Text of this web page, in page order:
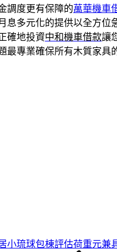
調度更有保障的萬華機車
息多元化的提供以全方位
確地投資中和機車借款讓
最專業確保所有木質家具
小琉球包棟評估荷重元兼